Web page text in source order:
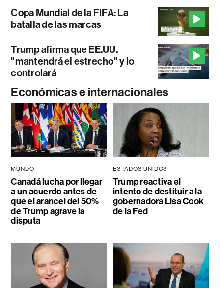
Copa Mundial de la FIFA: La
batalla de las marcas
Trump afirma que EE.UU.
"mantendrá el estrecho" y lo
controlará
Económicas e internacionales
MUNDO
Canadá lucha por llegar
a un acuerdo antes de
que el arancel del 50%
de Trump agrave la
disputa
ESTADOS UNIDOS
Trump reactiva el
intento de destituir a la
gobernadora Lisa Cook
de la Fed